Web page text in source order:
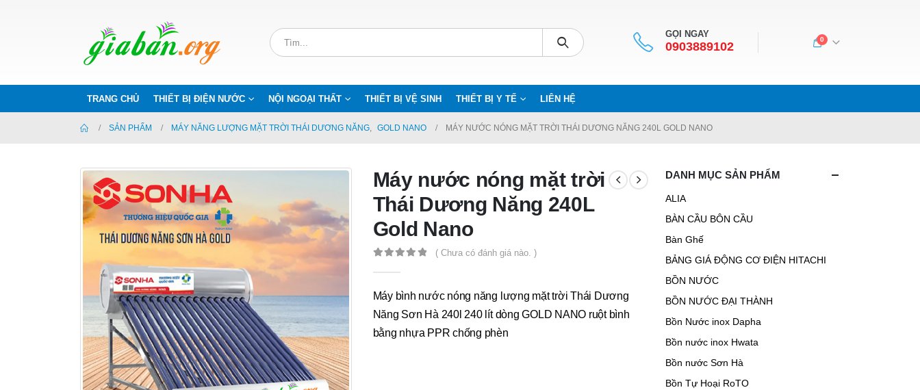
GỌI NGAY
0903889102
0
TRANG CHỦ THIẾT BỊ ĐIỆN NƯỚC NỘI NGOẠI THẤT THIẾT BỊ VỆ SINH THIẾT BỊ Y TẾ LIÊN HỆ
SẢN PHẨM MÁY NĂNG LƯỢNG MẶT TRỜI THÁI DƯƠNG NĂNG, GOLD NANO MÁY NƯỚC NÓNG MẶT TRỜI THÁI DƯƠNG NĂNG 240L GOLD NANO
Máy nước nóng mặt trời
Thái Dương Năng 240L
Gold Nano
( Chưa có đánh giá nào. )
Máy bình nước nóng năng lượng mặt trời Thái Dương
Năng Sơn Hà 240l 240 lít dòng GOLD NANO ruột bình
bằng nhựa PPR chống phèn
DANH MỤC SẢN PHẨM
ALIA
BÀN CẦU BÔN CẦU
Bàn Ghế
BẢNG GIÁ ĐỘNG CƠ ĐIỆN HITACHI
BỒN NƯỚC
BỒN NƯỚC ĐẠI THÀNH
Bồn Nước inox Dapha
Bồn nước inox Hwata
Bồn nước Sơn Hà
Bồn Tự Hoại RoTO